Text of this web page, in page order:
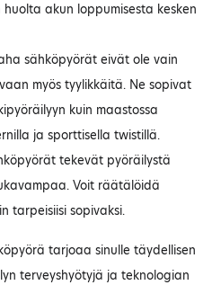
akun loppumisesta kesken
sähköpyörät eivät ole vain
myös tyylikkäitä. Ne sopivat
kuin maastossa
ja sporttisella twistillä.
tekevät pyöräilystä
Voit räätälöidä
tarpeisiisi sopivaksi.
tarjoaa sinulle täydellisen
terveyshyötyjä ja teknologian